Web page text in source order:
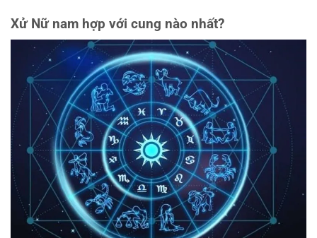
Xử Nữ nam hợp với cung nào nhất?